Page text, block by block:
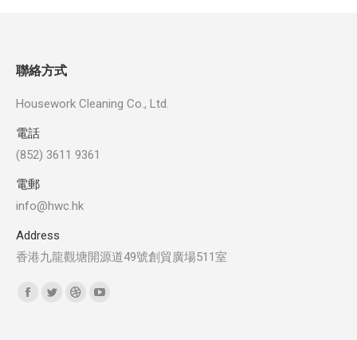
聯絡方式
Housework Cleaning Co., Ltd.
電話
(852) 3611 9361
電郵
info@hwc.hk
Address
香港九龍觀塘開源道49號創貿廣場511室
Find us on:
Facebook
TwitterDribbble